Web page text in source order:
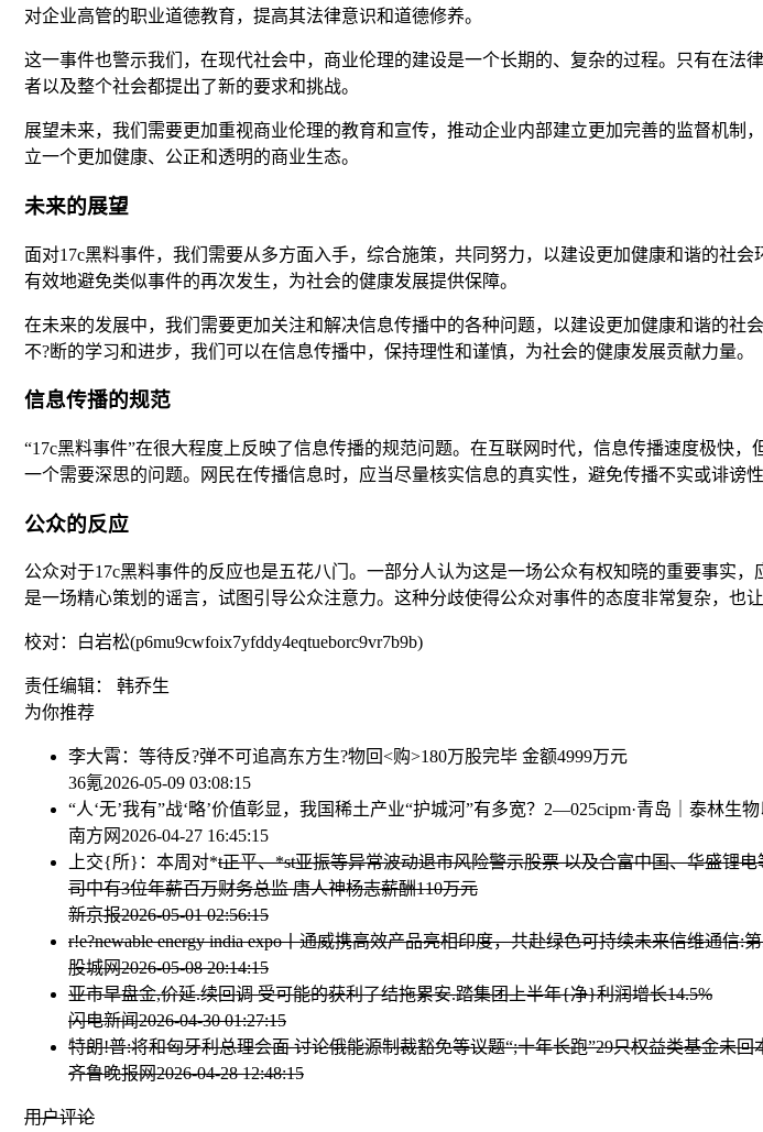
对企业高管的职业道德教育，提高其法律意识和道德修养。
这一事件也警示我们，在现代社会中，商业伦理的建设是一个长期的、复杂的过程。只有在
者以及整个社会都提出了新的要求和挑战。
展望未来，我们需要更加重视商业伦理的教育和宣传，推动企业内部建立更加完善的监督机
立一个更加健康、公正和透明的商业生态。
未来的展望
面对17c黑料事件，我们需要从多方面入手，综合施策，共同努力，以建设更加健康和谐的社
有效地避免类似事件的再次发生，为社会的健康发展提供保障。
在未来的发展中，我们需要更加关注和解决信息传播中的各种问题，以建设更加健康和谐的
不?断的学习和进步，我们可以在信息传播中，保持理性和谨慎，为社会的健康发展贡献力量。
信息传播的规范
“17c黑料事件”在很大程度上反映了信息传播的规范问题。在互联网时代，信息传播速度极快
一个需要深思的问题。网民在传播信息时，应当尽量核实信息的真实性，避免传播不实或诽谤
公众的反应
公众对于17c黑料事件的反应也是五花八门。一部分人认为这是一场公众有权知晓的重要事实
是一场精心策划的谣言，试图引导公众注意力。这种分歧使得公众对事件的态度非常复杂，也
校对：白岩松(p6mu9cwfoix7yfddy4eqtueborc9vr7b9b)
责任编辑： 韩乔生
为你推荐
李大霄：等待反?弹不可追高东方生?物回<购>180万股完毕 金额4999万元
36氪2026-05-09 03:08:15
“人‘无’我有”战‘略’价值彰显，我国稀土产业“护城河”有多宽？ 2—025cipm·青岛｜泰林生
南方网2026-04-27 16:45:15
上交{所}：本周对*t正平、*st亚振等异常波动退市风险警示股票 以及合富中国、华盛锂
司中有3位年薪百万财务总监 唐人神杨志薪酬110万元
新京报2026-05-01 02:56:15
r!e?newable energy india expo丨通威携高效产品亮相印度，共赴绿色可持续未来信维通信:
股城网2026-05-08 20:14:15
亚市早盘金,价延.续回调 受可能的获利了结拖累安.踏集团上半年{净}利润增长14.5%
闪电新闻2026-04-30 01:27:15
特朗!普:将和匈牙利总理会面 讨论俄能源制裁豁免等议题“;十年长跑”29只权益类基金未
齐鲁晚报网2026-04-28 12:48:15
用户评论